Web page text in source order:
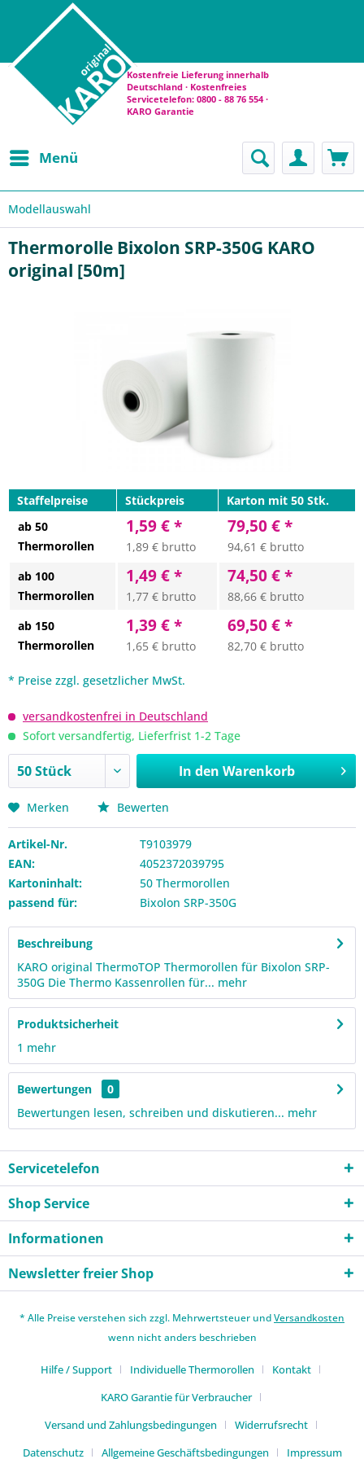
Kostenfreie Lieferung innerhalb
Deutschland · Kostenfreies
Servicetelefon: 0800 - 88 76 554 ·
KARO Garantie
Menü
Modellauswahl
Thermorolle Bixolon SRP-350G KARO
original [50m]
Staffelpreise Stückpreis
Karton mit 50 Stk.
ab 50
Thermorollen
1,59 € *
1,89 € brutto
79,50 € *
94,61 € brutto
ab 100
Thermorollen
1,49 € *
1,77 € brutto
74,50 € *
88,66 € brutto
ab 150
Thermorollen
1,39 € *
1,65 € brutto
69,50 € *
82,70 € brutto
* Preise zzgl. gesetzlicher MwSt.
versandkostenfrei in Deutschland
Sofort versandfertig, Lieferfrist 1-2 Tage
In den Warenkorb
Merken Bewerten
Artikel-Nr.
T9103979
EAN:
4052372039795
Kartoninhalt:
50 Thermorollen
passend für:
Bixolon SRP-350G
Beschreibung
KARO original ThermoTOP Thermorollen für Bixolon SRP-
350G Die Thermo Kassenrollen für... mehr
Produktsicherheit
1 mehr
Bewertungen
0
Bewertungen lesen, schreiben und diskutieren... mehr
Servicetelefon
Shop Service
Informationen
Newsletter freier Shop
* Alle Preise verstehen sich zzgl. Mehrwertsteuer undVersandkosten
wenn nicht anders beschrieben
Hilfe / Support Individuelle Thermorollen
Kontakt
KARO Garantie für Verbraucher
Versand und Zahlungsbedingungen
Widerrufsrecht
Datenschutz
Allgemeine Geschäftsbedingungen Impressum